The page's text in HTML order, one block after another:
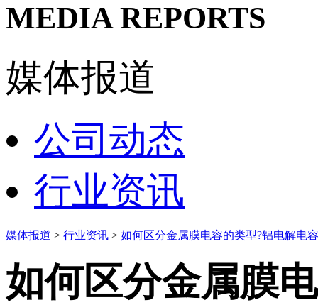
MEDIA REPORTS
媒体报道
公司动态
行业资讯
媒体报道 > 行业资讯 > 如何区分金属膜电容的类型?铝电解电
如何区分金属膜